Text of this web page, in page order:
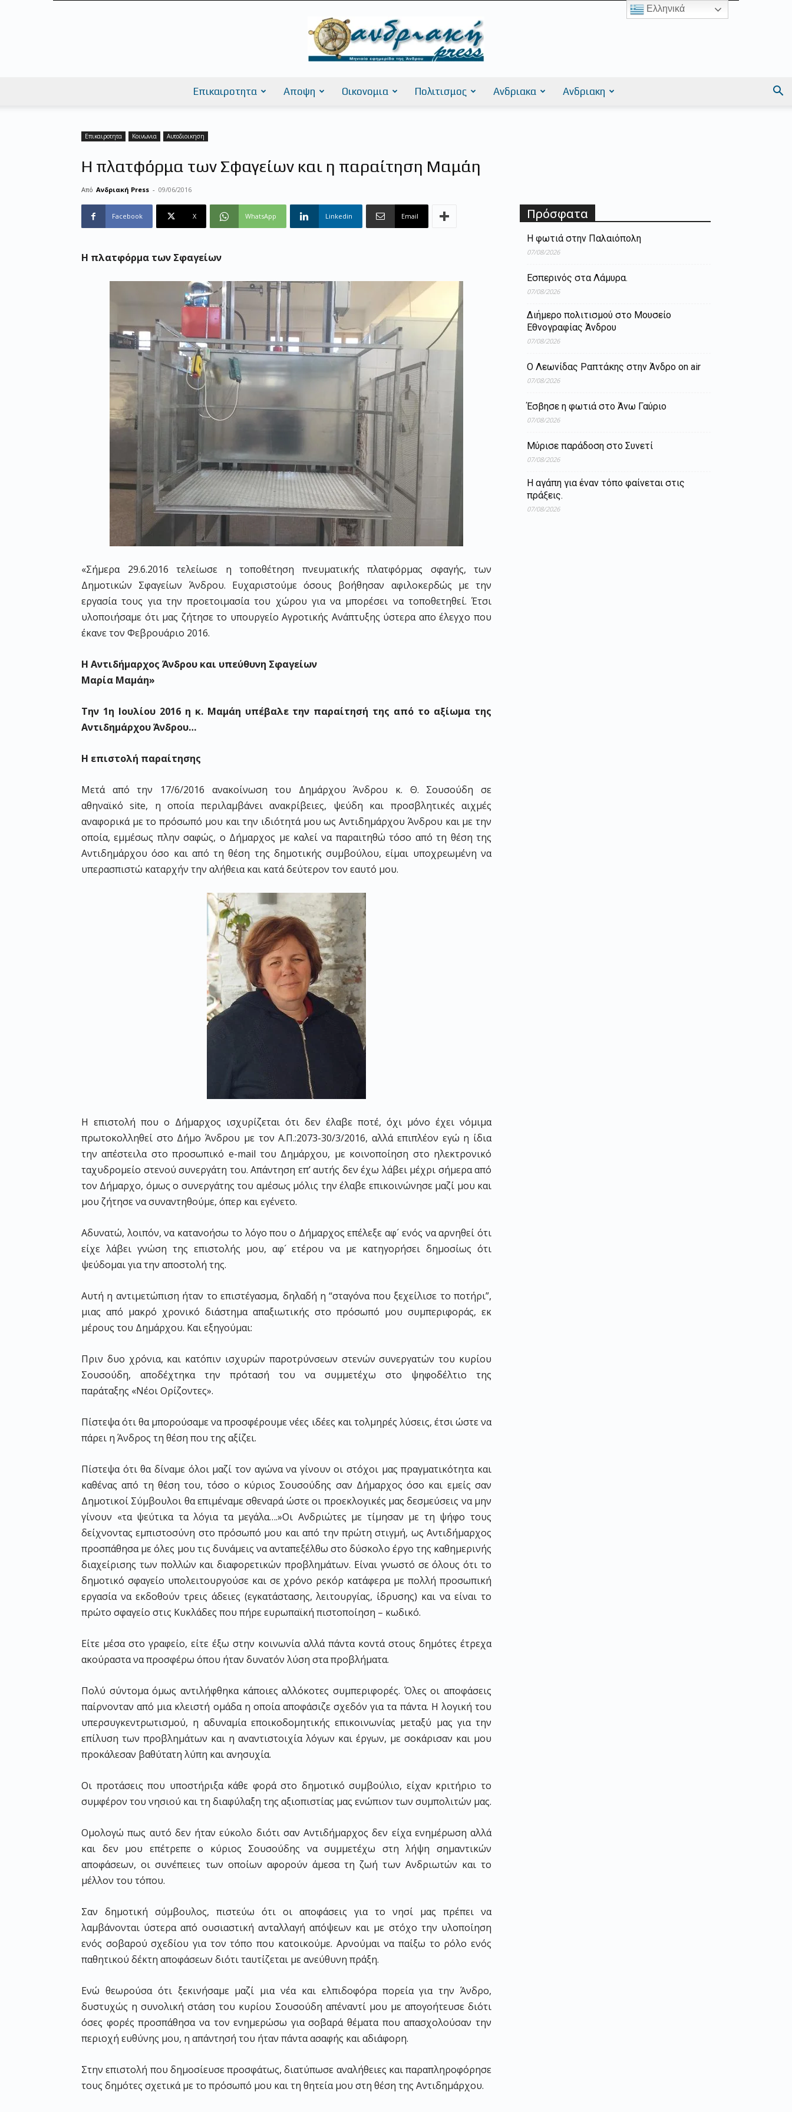
Επικαιροτητα Αποψη Οικονομια Πολιτισμος Ανδριακα Ανδριακη
Επικαιροτητα Κοινωνια Αυτοδιοικηση
Η πλατφόρμα των Σφαγείων και η παραίτηση Μαμάη
Από Ανδριακή Press - 09/06/2016
Facebook X WhatsApp Linkedin Email
Η πλατφόρμα των Σφαγείων
«Σήμερα 29.6.2016 τελείωσε η τοποθέτηση πνευματικής πλατφόρμας σφαγής, των
Δημοτικών Σφαγείων Άνδρου. Ευχαριστούμε όσους βοήθησαν αφιλοκερδώς με την
εργασία τους για την προετοιμασία του χώρου για να μπορέσει να τοποθετηθεί. Έτσι
υλοποιήσαμε ότι μας ζήτησε το υπουργείο Αγροτικής Ανάπτυξης ύστερα απο έλεγχο που
έκανε τον Φεβρουάριο 2016.
Η Αντιδήμαρχος Άνδρου και υπεύθυνη Σφαγείων
Μαρία Μαμάη»
Την 1η Ιουλίου 2016 η κ. Μαμάη υπέβαλε την παραίτησή της από το αξίωμα της
Αντιδημάρχου Άνδρου…
Η επιστολή παραίτησης
Μετά από την 17/6/2016 ανακοίνωση του Δημάρχου Άνδρου κ. Θ. Σουσούδη σε
αθηναϊκό site, η οποία περιλαμβάνει ανακρίβειες, ψεύδη και προσβλητικές αιχμές
αναφορικά με το πρόσωπό μου και την ιδιότητά μου ως Αντιδημάρχου Άνδρου και με την
οποία, εμμέσως πλην σαφώς, ο Δήμαρχος με καλεί να παραιτηθώ τόσο από τη θέση της
Αντιδημάρχου όσο και από τη θέση της δημοτικής συμβούλου, είμαι υποχρεωμένη να
υπερασπιστώ καταρχήν την αλήθεια και κατά δεύτερον τον εαυτό μου.
Η επιστολή που ο Δήμαρχος ισχυρίζεται ότι δεν έλαβε ποτέ, όχι μόνο έχει νόμιμα
πρωτοκολληθεί στο Δήμο Άνδρου με τον Α.Π.:2073-30/3/2016, αλλά επιπλέον εγώ η ίδια
την απέστειλα στο προσωπικό e-mail του Δημάρχου, με κοινοποίηση στο ηλεκτρονικό
ταχυδρομείο στενού συνεργάτη του. Απάντηση επ’ αυτής δεν έχω λάβει μέχρι σήμερα από
τον Δήμαρχο, όμως ο συνεργάτης του αμέσως μόλις την έλαβε επικοινώνησε μαζί μου και
μου ζήτησε να συναντηθούμε, όπερ και εγένετο.
Αδυνατώ, λοιπόν, να κατανοήσω το λόγο που ο Δήμαρχος επέλεξε αφ´ ενός να αρνηθεί ότι
είχε λάβει γνώση της επιστολής μου, αφ´ ετέρου να με κατηγορήσει δημοσίως ότι
ψεύδομαι για την αποστολή της.
Αυτή η αντιμετώπιση ήταν το επιστέγασμα, δηλαδή η “σταγόνα που ξεχείλισε το ποτήρι”,
μιας από μακρό χρονικό διάστημα απαξιωτικής στο πρόσωπό μου συμπεριφοράς, εκ
μέρους του Δημάρχου. Και εξηγούμαι:
Πριν δυο χρόνια, και κατόπιν ισχυρών παροτρύνσεων στενών συνεργατών του κυρίου
Σουσούδη, αποδέχτηκα την πρότασή του να συμμετέχω στο ψηφοδέλτιο της
παράταξης «Νέοι Ορίζοντες».
Πίστεψα ότι θα μπορούσαμε να προσφέρουμε νέες ιδέες και τολμηρές λύσεις, έτσι ώστε να
πάρει η Άνδρος τη θέση που της αξίζει.
Πίστεψα ότι θα δίναμε όλοι μαζί τον αγώνα να γίνουν οι στόχοι μας πραγματικότητα και
καθένας από τη θέση του, τόσο ο κύριος Σουσούδης σαν Δήμαρχος όσο και εμείς σαν
Δημοτικοί Σύμβουλοι θα επιμέναμε σθεναρά ώστε οι προεκλογικές μας δεσμεύσεις να μην
γίνουν «τα ψεύτικα τα λόγια τα μεγάλα….»Οι Ανδριώτες με τίμησαν με τη ψήφο τους
δείχνοντας εμπιστοσύνη στο πρόσωπό μου και από την πρώτη στιγμή, ως Αντιδήμαρχος
προσπάθησα με όλες μου τις δυνάμεις να ανταπεξέλθω στο δύσκολο έργο της καθημερινής
διαχείρισης των πολλών και διαφορετικών προβλημάτων. Είναι γνωστό σε όλους ότι το
δημοτικό σφαγείο υπολειτουργούσε και σε χρόνο ρεκόρ κατάφερα με πολλή προσωπική
εργασία να εκδοθούν τρεις άδειες (εγκατάστασης, λειτουργίας, ίδρυσης) και να είναι το
πρώτο σφαγείο στις Κυκλάδες που πήρε ευρωπαϊκή πιστοποίηση – κωδικό.
Είτε μέσα στο γραφείο, είτε έξω στην κοινωνία αλλά πάντα κοντά στους δημότες έτρεχα
ακούραστα να προσφέρω όπου ήταν δυνατόν λύση στα προβλήματα.
Πολύ σύντομα όμως αντιλήφθηκα κάποιες αλλόκοτες συμπεριφορές. Όλες οι αποφάσεις
παίρνονταν από μια κλειστή ομάδα η οποία αποφάσιζε σχεδόν για τα πάντα. Η λογική του
υπερσυγκεντρωτισμού, η αδυναμία εποικοδομητικής επικοινωνίας μεταξύ μας για την
επίλυση των προβλημάτων και η αναντιστοιχία λόγων και έργων, με σοκάρισαν και μου
προκάλεσαν βαθύτατη λύπη και ανησυχία.
Οι προτάσεις που υποστήριξα κάθε φορά στο δημοτικό συμβούλιο, είχαν κριτήριο το
συμφέρον του νησιού και τη διαφύλαξη της αξιοπιστίας μας ενώπιον των συμπολιτών μας.
Ομολογώ πως αυτό δεν ήταν εύκολο διότι σαν Αντιδήμαρχος δεν είχα ενημέρωση αλλά
και δεν μου επέτρεπε ο κύριος Σουσούδης να συμμετέχω στη λήψη σημαντικών
αποφάσεων, οι συνέπειες των οποίων αφορούν άμεσα τη ζωή των Ανδριωτών και το
μέλλον του τόπου.
Σαν δημοτική σύμβουλος, πιστεύω ότι οι αποφάσεις για το νησί μας πρέπει να
λαμβάνονται ύστερα από ουσιαστική ανταλλαγή απόψεων και με στόχο την υλοποίηση
ενός σοβαρού σχεδίου για τον τόπο που κατοικούμε. Αρνούμαι να παίξω το ρόλο ενός
παθητικού δέκτη αποφάσεων διότι ταυτίζεται με ανεύθυνη πράξη.
Ενώ θεωρούσα ότι ξεκινήσαμε μαζί μια νέα και ελπιδοφόρα πορεία για την Άνδρο,
δυστυχώς η συνολική στάση του κυρίου Σουσούδη απέναντί μου με απογοήτευσε διότι
όσες φορές προσπάθησα να τον ενημερώσω για σοβαρά θέματα που απασχολούσαν την
περιοχή ευθύνης μου, η απάντησή του ήταν πάντα ασαφής και αδιάφορη.
Στην επιστολή που δημοσίευσε προσφάτως, διατύπωσε αναλήθειες και παραπληροφόρησε
τους δημότες σχετικά με το πρόσωπό μου και τη θητεία μου στη θέση της Αντιδημάρχου.
Πρόσφατα
Η φωτιά στην Παλαιόπολη
07/08/2026
Εσπερινός στα Λάμυρα.
07/08/2026
Διήμερο πολιτισμού στο Μουσείο
Εθνογραφίας Άνδρου
07/08/2026
Ο Λεωνίδας Ραπτάκης στην Άνδρο on air
07/08/2026
Έσβησε η φωτιά στο Άνω Γαύριο
07/08/2026
Μύρισε παράδοση στο Συνετί
07/08/2026
Η αγάπη για έναν τόπο φαίνεται στις
πράξεις.
07/08/2026
Ελληνικά